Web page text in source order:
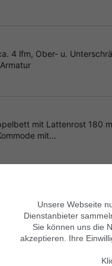
4 lfm, Ober- u.
mit Lattenrost 180
mit...
Unsere Webseite
Dienstanbieter
Sie können uns die
akzeptieren. Ihre